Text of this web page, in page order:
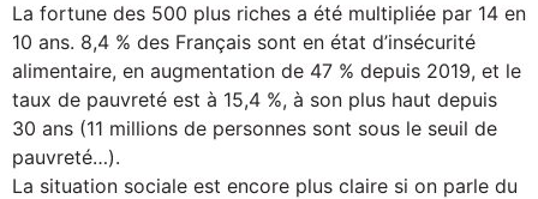
La fortune des 500 plus riches a été multipliée par 14 en
10 ans. 8,4 % des Français sont en état d’insécurité
alimentaire, en augmentation de 47 % depuis 2019, et le
taux de pauvreté est à 15,4 %, à son plus haut depuis
30 ans (11 millions de personnes sont sous le seuil de
pauvreté…).
La situation sociale est encore plus claire si on parle du